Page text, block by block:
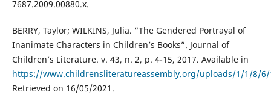
7687.2009.00880.x.
BERRY, Taylor; WILKINS, Julia. “The Gendered Portrayal of
Inanimate Characters in Children’s Books”. Journal of
Children’s Literature. v. 43, n. 2, p. 4-15, 2017. Available in
https://www.childrensliteratureassembly.org/uploads/1/1/8/6/
Retrieved on 16/05/2021.